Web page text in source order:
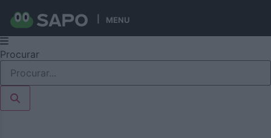
MENU
Pular
para
conteúdo
Procurar